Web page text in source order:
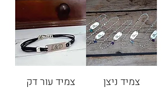
צמיד ניצן
צמיד עור דק